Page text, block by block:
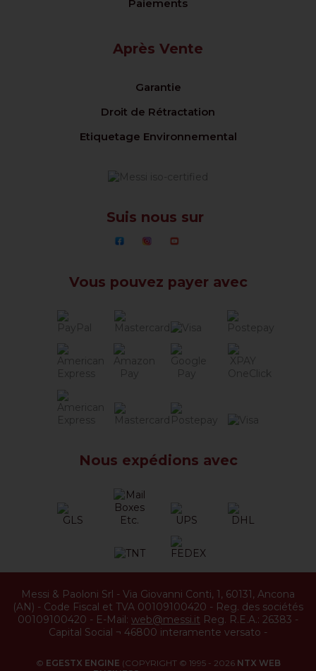
Paiements
Après Vente
Garantie
Droit de Rétractation
Etiquetage Environnemental
Suis nous sur
Vous pouvez payer avec
Nous expédions avec
Messi & Paoloni Srl - Via Giovanni Conti, 1, 60131, Ancona
(AN) - Code Fiscal et TVA 00109100420 - Reg. des sociétés
00109100420 - E-Mail: web@messi.it Reg. R.E.A.: 26383 -
Capital Social ¬ 46800 interamente versato -
© EGESTX ENGINE (COPYRIGHT © 1995 - 2026 NTX WEB